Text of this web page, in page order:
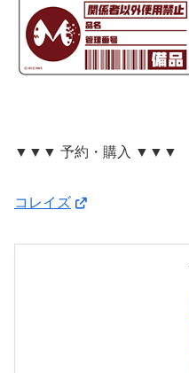
▼▼▼ 予約・購入 ▼▼▼
コレイズ